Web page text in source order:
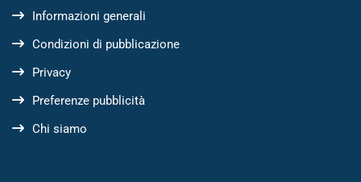
Informazioni generali
Condizioni di pubblicazione
Privacy
Preferenze pubblicità
Chi siamo